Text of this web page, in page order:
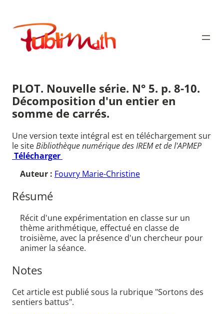
contenu
Publimath
PLOT. Nouvelle série. N° 5. p. 8-10.
Décomposition d'un entier en
somme de carrés.
Une version texte intégral est en téléchargement sur
le siteBibliothèque numérique des IREM et de l'APMEP
Télécharger
Auteur : Fouvry Marie-Christine
Résumé
Récit d'une expérimentation en classe sur un
thème arithmétique, effectué en classe de
troisième, avec la présence d'un chercheur pour
animer la séance.
Notes
Cet article est publié sous la rubrique "Sortons des
sentiers battus".